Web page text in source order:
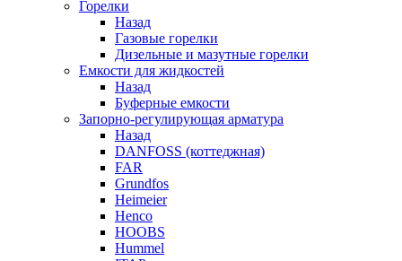
Горелки
Назад
Газовые горелки
Дизельные и мазутные горелки
Емкости для жидкостей
Назад
Буферные емкости
Запорно-регулирующая арматура
Назад
DANFOSS (коттеджная)
FAR
Grundfos
Heimeier
Henco
HOOBS
Hummel